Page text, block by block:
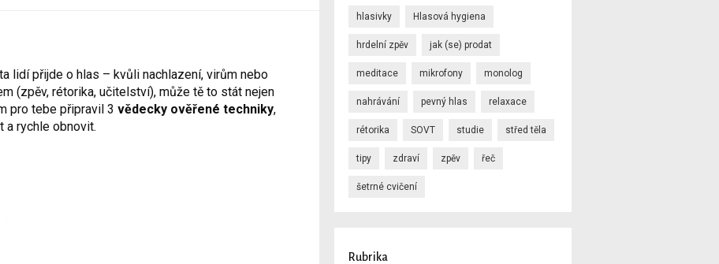
lidí přijde o hlas – kvůli nachlazení, virům nebo
(zpěv, rétorika, učitelství), může tě to stát nejen
pro tebe připravil 3 vědecky ověřené techniky,
a rychle obnovit.
hlasivky Hlasová hygiena
hrdelní zpěv jak (se) prodat
meditace mikrofony monolog
nahrávání pevný hlas relaxace
rétorika SOVT studie střed těla
tipy zdraví zpěv řeč
šetrné cvičení
Rubrika